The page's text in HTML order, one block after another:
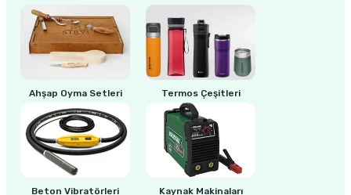
Ahşap Oyma Setleri Termos Çeşitleri
Beton Vibratörleri Kaynak Makinaları